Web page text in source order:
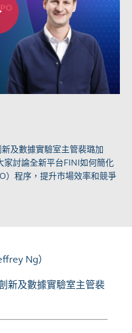
及數據實驗室主管裴璐加
家討論全新平台FINI如何簡化
）程序，提升市場效率和競爭
Ng）
新及數據實驗室主管裴